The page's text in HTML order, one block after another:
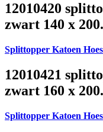
12010420
zwart 140 x
Splittopper Katoen
12010421
zwart 160 x
Splittopper Katoen